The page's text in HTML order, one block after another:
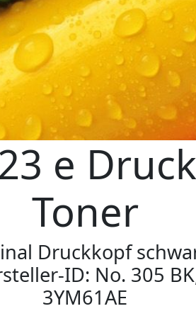
e
Toner
Druckkopf
ID: No. 305
3YM61AE